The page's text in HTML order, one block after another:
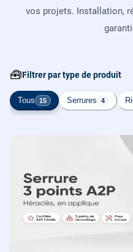
vos projets. Installation,
🧰Filtrer par type de produit
Tous 15 Serrures 4